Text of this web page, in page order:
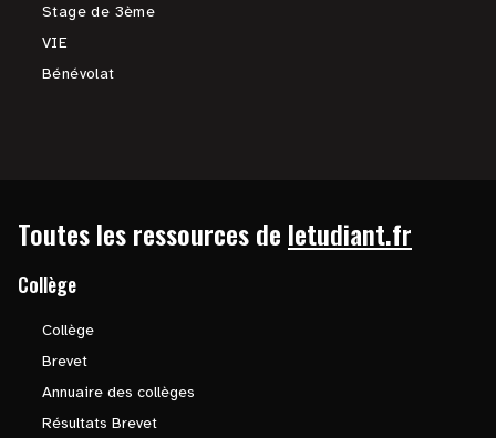
Stage de 3ème
VIE
Bénévolat
Toutes les ressources de letudiant.fr
Collège
Collège
Brevet
Annuaire des collèges
Résultats Brevet